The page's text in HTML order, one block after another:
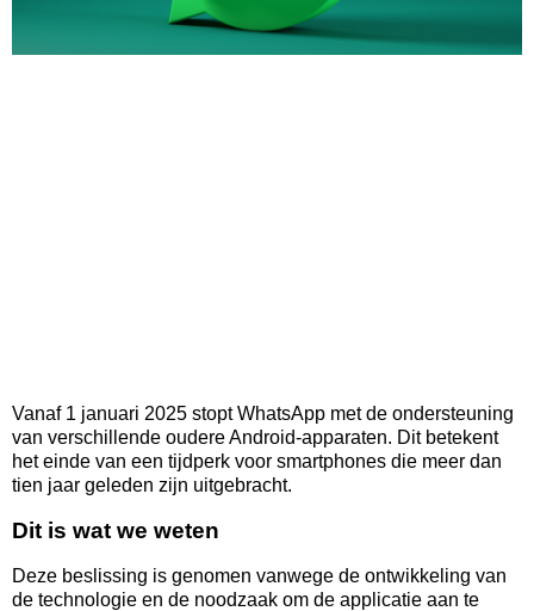
Vanaf 1 januari 2025 stopt WhatsApp met de ondersteuning
van verschillende oudere Android-apparaten. Dit betekent
het einde van een tijdperk voor smartphones die meer dan
tien jaar geleden zijn uitgebracht.
Dit is wat we weten
Deze beslissing is genomen vanwege de ontwikkeling van
de technologie en de noodzaak om de applicatie aan te